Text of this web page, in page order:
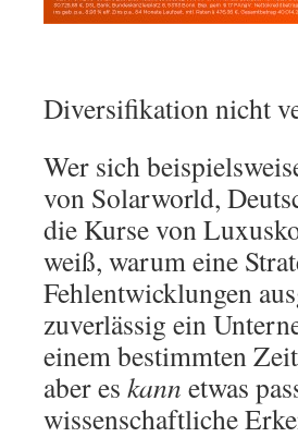
Diversifikation nicht
Wer sich
von Solarworld,
die Kurse von
weiß, warum eine
Fehlentwicklungen
zuverlässig ein
einem bestimmten
aber es kann etwas
wissenschaftliche